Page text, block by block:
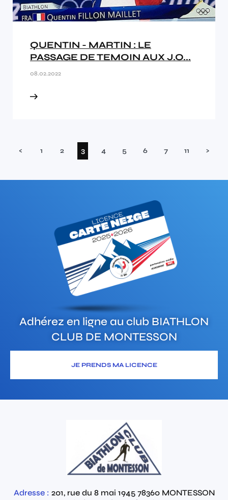
QUENTIN - MARTIN : LE
PASSAGE DE TEMOIN AUX J.O...
08.02.2022
< 1 2 3(current)
4 5 6 7 11 >
Adhérez en ligne au club BIATHLON
CLUB DE MONTESSON
JE PRENDS MA LICENCE
Adresse : 201, rue du 8 mai 1945 78360 MONTESSON